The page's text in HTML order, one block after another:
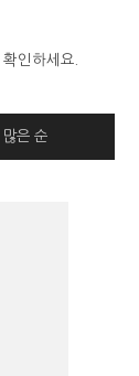
인하세요.
은 순